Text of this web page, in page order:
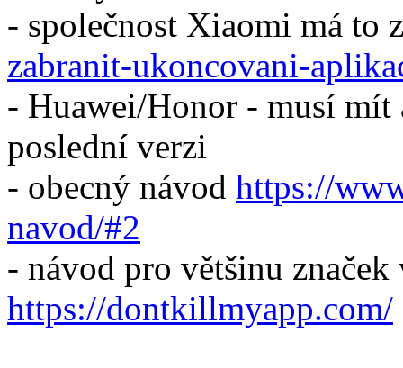
- společnost Xiaomi má to
zabranit-ukoncovani-
- Huawei/Honor - musí
poslední verzi
- obecný návod https://
navod/#2
- návod pro většinu
https://dontkillmyapp.com/